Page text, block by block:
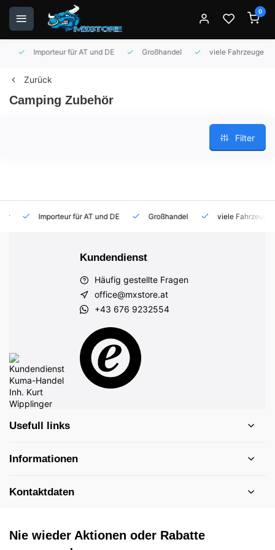
0
Importeur für AT und DE Großhandel viele Fahrzeuge auf
Zurück
Camping Zubehör
Filter
Importeur für AT und DE Großhandel viele Fahrzeuge auf
Kundendienst
Häufig gestellte Fragen
office@mxstore.at
+43 676 9232554
Usefull links
Informationen
Kontaktdaten
Nie wieder Aktionen oder Rabatte